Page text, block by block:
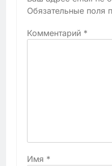
Обязательные поля
Комментарий *
Имя *